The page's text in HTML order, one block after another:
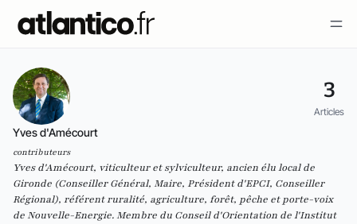
3
Articles
Yves d'Amécourt
contributeurs
Yves d'Amécourt, viticulteur et sylviculteur, ancien élu local de
Gironde (Conseiller Général, Maire, Président d'EPCI, Conseiller
Régional), référent ruralité, agriculture, forêt, pêche et porte-voix
de Nouvelle-Energie. Membre du Conseil d'Orientation de l'Institut